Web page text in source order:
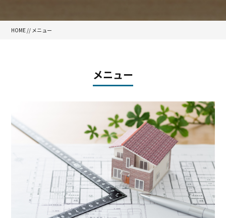
HOME // メニュー
メニュー